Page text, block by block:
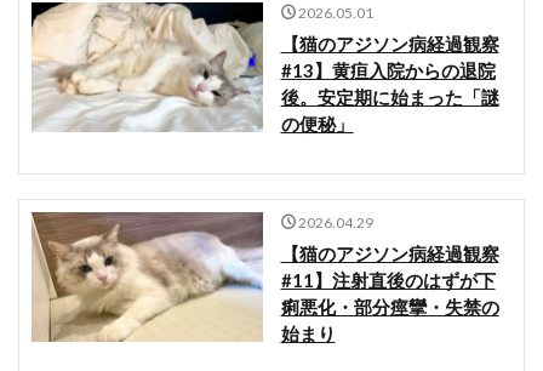
2026.05.01
【猫のアジソン病経過観察
#13】黄疸入院からの退院
後。安定期に始まった「謎
の便秘」
2026.04.29
【猫のアジソン病経過観察
#11】注射直後のはずが下
痢悪化・部分痙攣・失禁の
始まり